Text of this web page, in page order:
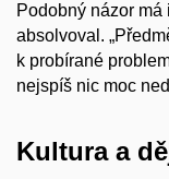
Podobný názor má
absolvoval.
k probírané
nejspíš nic moc
Kultura a